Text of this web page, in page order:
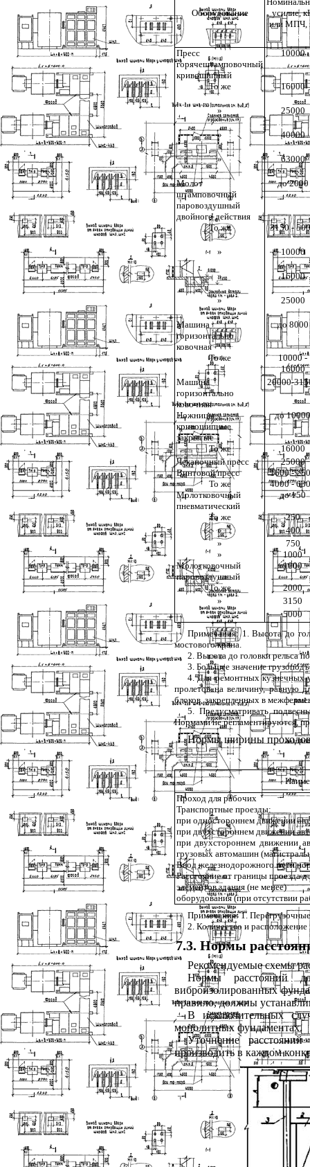
Оборудование
усилие,
или МПЧ,
Пресс
горячештамповочный
кривошипный
10000
То же 16000
» 25000
» 40000
» 63000
Молот
штамповочный
паровоздушный
двойного действия
до 2000
То же 3150 -
» 10000
» 16000
» 25000
Машина
горизонтально
ковочная
до 8000
То же
10000 -
16000
Машина
горизонтально
ковочная
20000-
Ножницы
кривошипные
закрытые
до 10000
То же
16000
Чеканочный пресс
25000
Винтовой пресс
1600 -
То же
4000 -
Молотковочный
пневматический
до 150
То же
250
»
400
»
750
»
1000
Молотковочный
паровоздушный
1000
То же
2000
»
3150
»
5000
Примечания: 1. Высота до
мостового крана.
2 . Высота до головки рельса
3 . Большее значение
4. Для ремонтных кузнечных
пролетов на величину, равную
блоков, закрепленных в
5 . Предусматривать
Нормами не регламентируются,
Нормы ширины проходов
Проход для рабочих
Транспортные проезды:
при одностороннем движении
при двухстороннем движении
при двухстороннем движении
грузовых автомашин
Ввод железнодорожного пути
Расстояние от границы проезда
элементов здания (не менее)
оборудования (при отсутствии
Примечания: 1.
2 . Количество и
7.3. Нормы
Рекомендуемые схемы
Нормы расстояний
виброизолированных
правило, должны
В исключительных
монолитных фундаментах.
Уточнение
производить в каждом